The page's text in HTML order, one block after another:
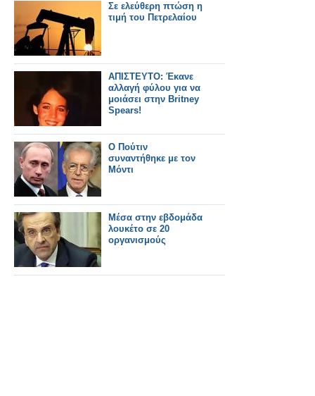
Σε ελεύθερη πτώση η
τιμή του Πετρελαίου
ΑΠΙΣΤΕΥΤΟ: Έκανε
αλλαγή φύλου για να
μοιάσει στην Britney
Spears!
Ο Πούτιν
συναντήθηκε με τον
Μόντι
Μέσα στην εβδομάδα
λουκέτο σε 20
οργανισμούς